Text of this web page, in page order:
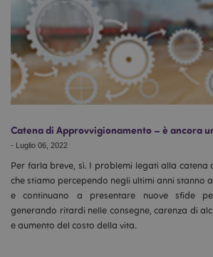
Catena di Approvvigionamento – è ancora
- Luglio 06, 2022
Per farla breve, sì. I problemi legati alla catena
che stiamo percependo negli ultimi anni stanno
e continuano a presentare nuove sfide
generando ritardi nelle consegne, carenza di
e aumento del costo della vita.